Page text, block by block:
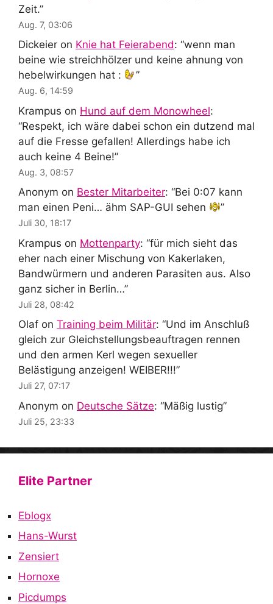
Zeit.”
Aug. 7, 03:06
Dickeier on Knie hat Feierabend: “wenn man
beine wie streichhölzer und keine ahnung von
hebelwirkungen hat :
”
Aug. 6, 14:59
Krampus on Hund auf dem Monowheel:
“Respekt, ich wäre dabei schon ein dutzend mal
auf die Fresse gefallen! Allerdings habe ich
auch keine 4 Beine!”
Aug. 3, 08:57
Anonym on Bester Mitarbeiter: “Bei 0:07 kann
man einen Peni… ähm SAP-GUI sehen
”
Juli 30, 18:17
Krampus on Mottenparty: “für mich sieht das
eher nach einer Mischung von Kakerlaken,
Bandwürmern und anderen Parasiten aus. Also
ganz sicher in Berlin…”
Juli 28, 08:42
Olaf on Training beim Militär: “Und im Anschluß
gleich zur Gleichstellungsbeauftragen rennen
und den armen Kerl wegen sexueller
Belästigung anzeigen! WEIBER!!!”
Juli 27, 07:17
Anonym on Deutsche Sätze: “Mäßig lustig”
Juli 25, 23:33
Elite Partner
Eblogx
Hans-Wurst
Zensiert
Hornoxe
Picdumps